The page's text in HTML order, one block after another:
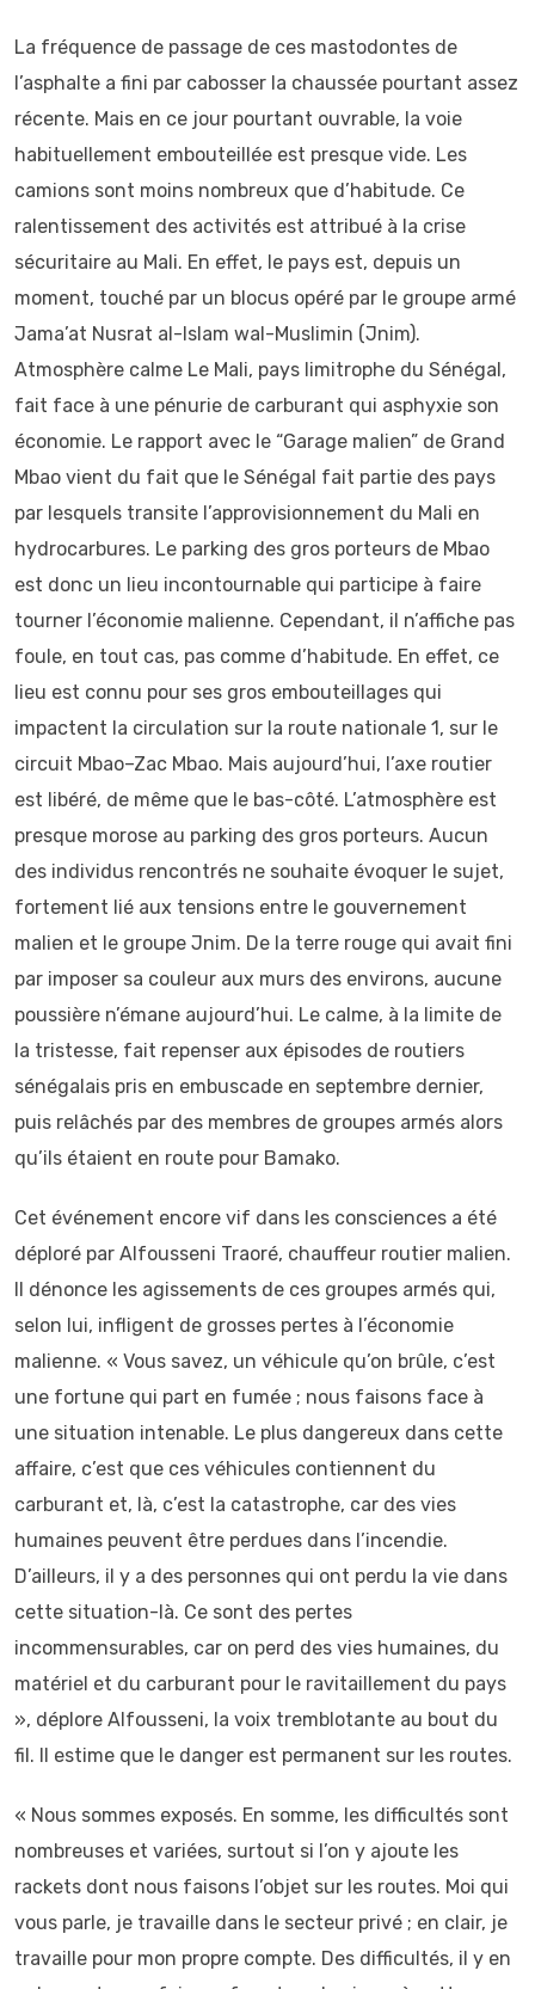
La fréquence de passage de ces mastodontes de
l’asphalte a fini par cabosser la chaussée pourtant assez
récente. Mais en ce jour pourtant ouvrable, la voie
habituellement embouteillée est presque vide. Les
camions sont moins nombreux que d’habitude. Ce
ralentissement des activités est attribué à la crise
sécuritaire au Mali. En effet, le pays est, depuis un
moment, touché par un blocus opéré par le groupe armé
Jama’at Nusrat al-Islam wal-Muslimin (Jnim).
Atmosphère calme Le Mali, pays limitrophe du Sénégal,
fait face à une pénurie de carburant qui asphyxie son
économie. Le rapport avec le “Garage malien” de Grand
Mbao vient du fait que le Sénégal fait partie des pays
par lesquels transite l’approvisionnement du Mali en
hydrocarbures. Le parking des gros porteurs de Mbao
est donc un lieu incontournable qui participe à faire
tourner l’économie malienne. Cependant, il n’affiche pas
foule, en tout cas, pas comme d’habitude. En effet, ce
lieu est connu pour ses gros embouteillages qui
impactent la circulation sur la route nationale 1, sur le
circuit Mbao–Zac Mbao. Mais aujourd’hui, l’axe routier
est libéré, de même que le bas-côté. L’atmosphère est
presque morose au parking des gros porteurs. Aucun
des individus rencontrés ne souhaite évoquer le sujet,
fortement lié aux tensions entre le gouvernement
malien et le groupe Jnim. De la terre rouge qui avait fini
par imposer sa couleur aux murs des environs, aucune
poussière n’émane aujourd’hui. Le calme, à la limite de
la tristesse, fait repenser aux épisodes de routiers
sénégalais pris en embuscade en septembre dernier,
puis relâchés par des membres de groupes armés alors
qu’ils étaient en route pour Bamako.
Cet événement encore vif dans les consciences a été
déploré par Alfousseni Traoré, chauffeur routier malien.
Il dénonce les agissements de ces groupes armés qui,
selon lui, infligent de grosses pertes à l’économie
malienne. « Vous savez, un véhicule qu’on brûle, c’est
une fortune qui part en fumée ; nous faisons face à
une situation intenable. Le plus dangereux dans cette
affaire, c’est que ces véhicules contiennent du
carburant et, là, c’est la catastrophe, car des vies
humaines peuvent être perdues dans l’incendie.
D’ailleurs, il y a des personnes qui ont perdu la vie dans
cette situation-là. Ce sont des pertes
incommensurables, car on perd des vies humaines, du
matériel et du carburant pour le ravitaillement du pays
», déplore Alfousseni, la voix tremblotante au bout du
fil. Il estime que le danger est permanent sur les routes.
« Nous sommes exposés. En somme, les difficultés sont
nombreuses et variées, surtout si l’on y ajoute les
rackets dont nous faisons l’objet sur les routes. Moi qui
vous parle, je travaille dans le secteur privé ; en clair, je
travaille pour mon propre compte. Des difficultés, il y en